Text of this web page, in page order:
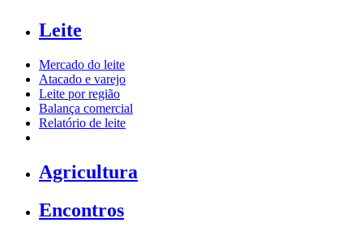
Leite
Mercado do leite
Atacado e varejo
Leite por região
Balança comercial
Relatório de leite
Agricultura
Encontros